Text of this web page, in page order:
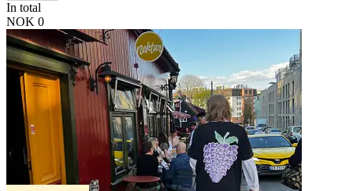
In total
NOK 0